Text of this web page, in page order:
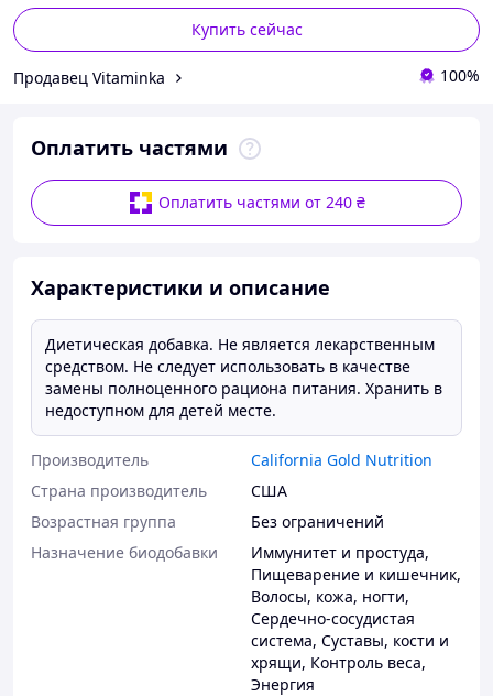
Купить сейчас
Продавец Vitaminka 100%
Оплатить частями
Оплатить частями от 240 ₴
Характеристики и описание
Диетическая добавка. Не является лекарственным
средством. Не следует использовать в качестве
замены полноценного рациона питания. Хранить в
недоступном для детей месте.
Производитель
California Gold Nutrition
Страна производитель
США
Возрастная группа
Без ограничений
Назначение биодобавки
Иммунитет и простуда,
Пищеварение и кишечник,
Волосы, кожа, ногти,
Сердечно-сосудистая
система, Суставы, кости и
хрящи, Контроль веса,
Энергия